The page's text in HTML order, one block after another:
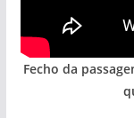
Fecho da